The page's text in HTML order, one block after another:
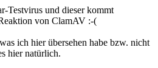
Testvirus und dieser kommt
von ClamAV :-(
ich hier übersehen habe bzw. nicht
hier natürlich.